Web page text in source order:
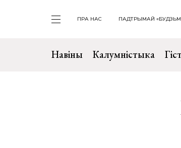
ПРА НАС ПАДТРЫМАЙ
Навіны Калумністыка